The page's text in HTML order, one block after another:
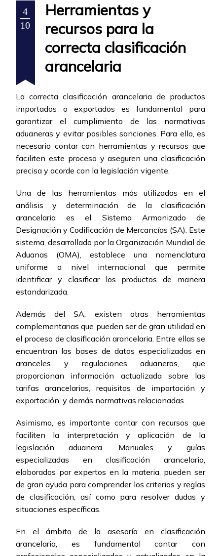
4
10
Herramientas y
recursos para la
correcta clasificación
arancelaria
La correcta clasificación arancelaria de productos
importados o exportados es fundamental para
garantizar el cumplimiento de las normativas
aduaneras y evitar posibles sanciones. Para ello, es
necesario contar con herramientas y recursos que
faciliten este proceso y aseguren una clasificación
precisa y acorde con la legislación vigente.
Una de las herramientas más utilizadas en el
análisis y determinación de la clasificación
arancelaria es el Sistema Armonizado de
Designación y Codificación de Mercancías (SA). Este
sistema, desarrollado por la Organización Mundial de
Aduanas (OMA), establece una nomenclatura
uniforme a nivel internacional que permite
identificar y clasificar los productos de manera
estandarizada.
Además del SA, existen otras herramientas
complementarias que pueden ser de gran utilidad en
el proceso de clasificación arancelaria. Entre ellas se
encuentran las bases de datos especializadas en
aranceles y regulaciones aduaneras, que
proporcionan información actualizada sobre las
tarifas arancelarias, requisitos de importación y
exportación, y demás normativas relacionadas.
Asimismo, es importante contar con recursos que
faciliten la interpretación y aplicación de la
legislación aduanera. Manuales y guías
especializadas en clasificación arancelaria,
elaborados por expertos en la materia, pueden ser
de gran ayuda para comprender los criterios y reglas
de clasificación, así como para resolver dudas y
situaciones específicas.
En el ámbito de la asesoría en clasificación
arancelaria, es fundamental contar con